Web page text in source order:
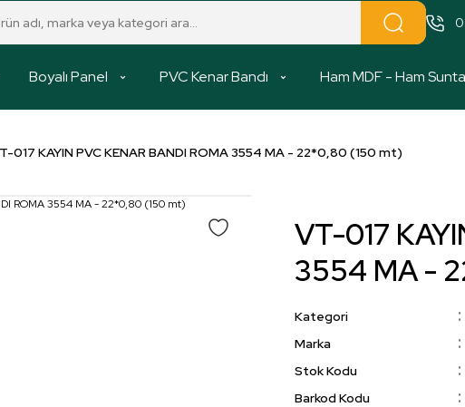
Boyalı Panel PVC Kenar Bandı Ham MDF - Ham Sunta
017 KAYIN PVC KENAR BANDI ROMA 3554 MA - 22*0,80 (150 mt)
VT-017
3554 MA -
Kategori
Marka
Stok Kodu
Barkod Kodu